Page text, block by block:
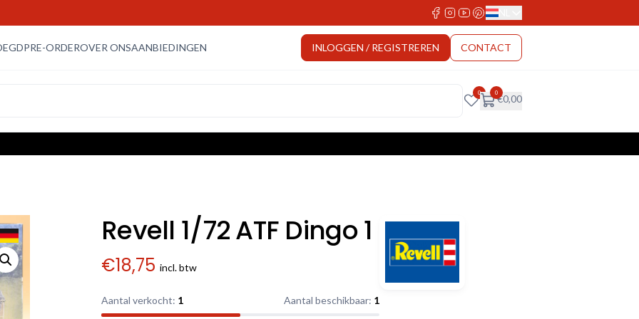
Select Language
PRE-ORDEROVER ONSAANBIEDINGEN INLOGGEN / REGISTREREN CONTACT
0 0€0,00
Revell 1/72 ATF Dingo 1
€18,75 incl. btw
Aantal verkocht: 1 Aantal beschikbaar: 1